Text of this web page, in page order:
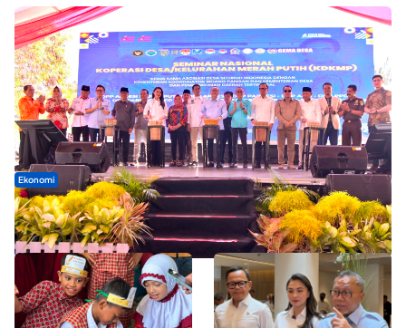
Ekonomi
Seminar di Ternate, Mendes Perkuat Sinergi Percepatan
Kopdes Merah Putih